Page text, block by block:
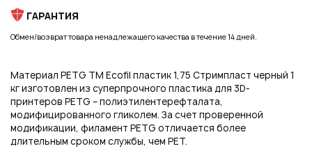
ГАРАНТИЯ
Обмен/возврат товара ненадлежащего качества в течение 14 дней.
Материал PETG TM Ecofil пластик 1,75 Стримпласт черный 1
кг изготовлен из суперпрочного пластика для 3D-
принтеров PETG – полиэтилентерефталата,
модифицированного гликолем. За счет проверенной
модификации, филамент PETG отличается более
длительным сроком службы, чем PET.